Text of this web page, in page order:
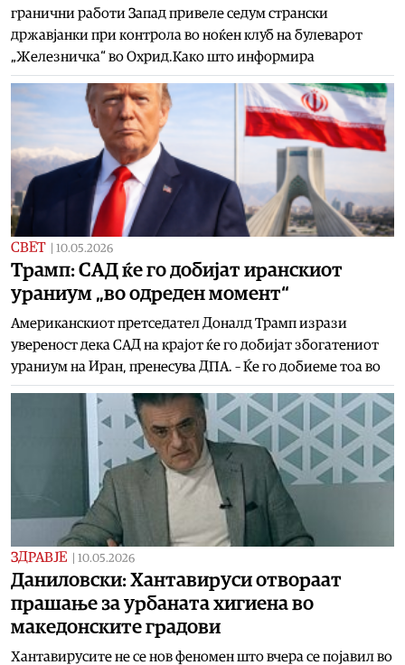
гранични работи Запад привеле седум странски
државјанки при контрола во ноќен клуб на булеварот
„Железничка“ во Охрид.Како што информира
СВЕТ 10.05.2026
Трамп: САД ќе го добијат иранскиот
ураниум „во одреден момент“
Американскиот претседател Доналд Трамп изрази
увереност дека САД на крајот ќе го добијат збогатениот
ураниум на Иран, пренесува ДПА. – Ќе го добиеме тоа во
ЗДРАВЈЕ 10.05.2026
Даниловски: Хантавируси отвораат
прашање за урбаната хигиена во
македонските градови
Хантавирусите не се нов феномен што вчера се појавил во